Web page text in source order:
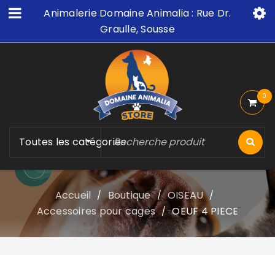
Animalerie Domaine Animalia : Rue Dr.
Graulle, Sousse
Toutes les catégories
0
Accueil / Boutique / OISEAU /
Accessoires pour cages / OEUF 4 PIECE